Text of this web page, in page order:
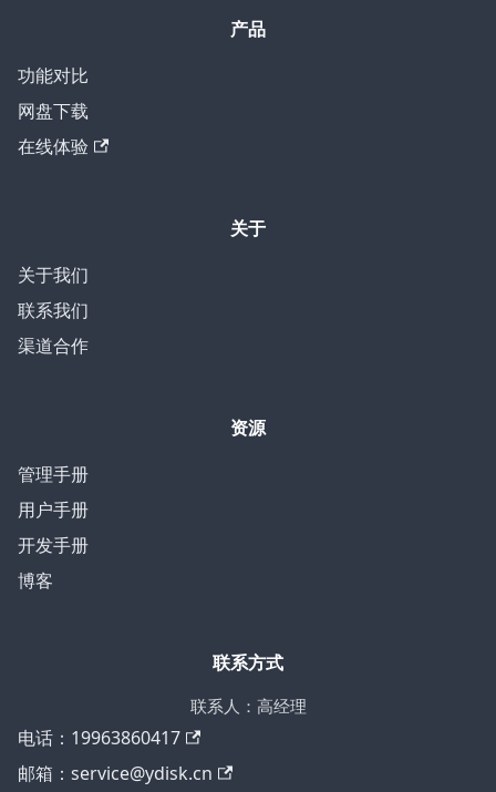
产品
功能对比
网盘下载
在线体验
关于
关于我们
联系我们
渠道合作
资源
管理手册
用户手册
开发手册
博客
联系方式
联系人：高经理
电话：19963860417
邮箱：service@ydisk.cn